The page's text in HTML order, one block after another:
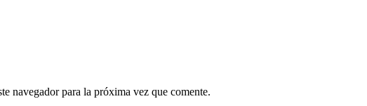
navegador para la próxima vez que comente.